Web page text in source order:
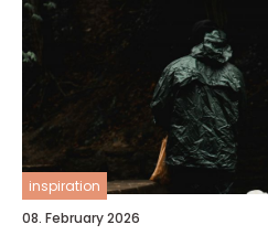
inspiration
08. February 2026